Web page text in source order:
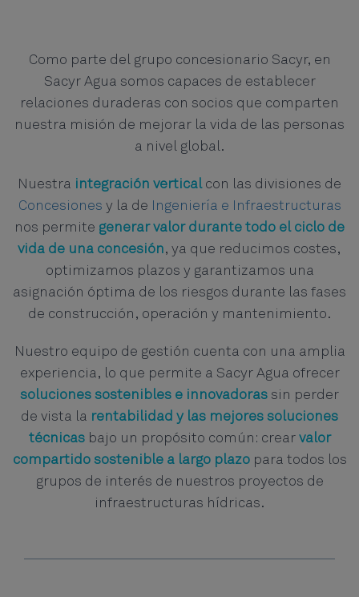
Como parte del grupo concesionario Sacyr, en
Sacyr Agua somos capaces de establecer
relaciones duraderas con socios que comparten
nuestra misión de mejorar la vida de las personas
a nivel global.
Nuestra integración vertical con las divisiones de
Concesiones y la de
Ingeniería e Infraestructuras
nos permite generar valor durante todo el ciclo de
vida de una concesión, ya que reducimos costes,
optimizamos plazos y garantizamos una
asignación óptima de los riesgos durante las fases
de construcción, operación y mantenimiento.
Nuestro equipo de gestión cuenta con una amplia
experiencia, lo que permite a Sacyr Agua ofrecer
soluciones sostenibles e innovadoras sin perder
de vista la rentabilidad y las mejores soluciones
técnicasbajo un propósito común: crear valor
compartido sostenible a largo plazopara todos los
grupos de interés de nuestros proyectos de
infraestructuras hídricas.